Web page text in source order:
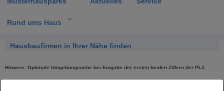
Rund ums Haus
Hausbaufirmen in Ihrer Nähe finden
Hinweis: Optimale Umgebungsuche bei Eingabe der ersten beiden Ziffern der PLZ.